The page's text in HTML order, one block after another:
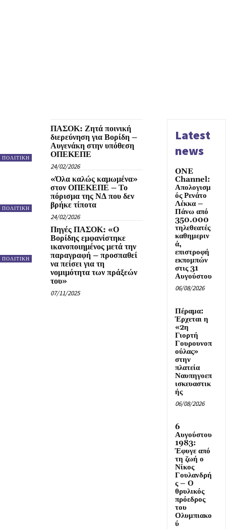
ΠΟΛΙΤΙΚΗ
ΠΑΣΟΚ: Ζητά ποινική
διερεύνηση για Βορίδη –
Αυγενάκη στην υπόθεση
ΟΠΕΚΕΠΕ
24/02/2026
ΠΟΛΙΤΙΚΗ
«Όλα καλώς καμωμένα»
στον ΟΠΕΚΕΠΕ – Το
πόρισμα της ΝΔ που δεν
βρήκε τίποτα
24/02/2026
ΠΟΛΙΤΙΚΗ
Πηγές ΠΑΣΟΚ: «Ο
Βορίδης εμφανίστηκε
ικανοποιημένος μετά την
παραγραφή – προσπαθεί
να πείσει για τη
νομιμότητα των πράξεών
του»
07/11/2025
Latest
news
ONE
Channel:
Απολογισμ
ός Ρενάτο
Λέκκα –
Πάνω από
350.000
τηλεθεατές
καθημεριν
ά,
επιστροφή
εκπομπών
στις 31
Αυγούστου
06/08/2026
Πέραμα:
Έρχεται η
«2η
Γιορτή
Γουρουνοπ
ούλας»
στην
πλατεία
Ναυπηγοεπ
ισκευαστικ
ής
06/08/2026
6
Αυγούστου
1983:
Έφυγε από
τη ζωή ο
Νίκος
Γουλανδρή
ς – Ο
θρυλικός
πρόεδρος
του
Ολυμπιακο
ύ